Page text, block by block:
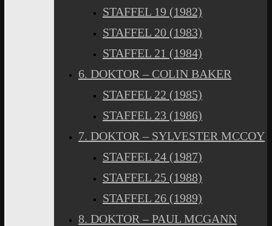
STAFFEL 19 (1982)
STAFFEL 20 (1983)
STAFFEL 21 (1984)
6. DOKTOR – COLIN BAKER
STAFFEL 22 (1985)
STAFFEL 23 (1986)
7. DOKTOR – SYLVESTER MCCOY
STAFFEL 24 (1987)
STAFFEL 25 (1988)
STAFFEL 26 (1989)
8. DOKTOR – PAUL MCGANN